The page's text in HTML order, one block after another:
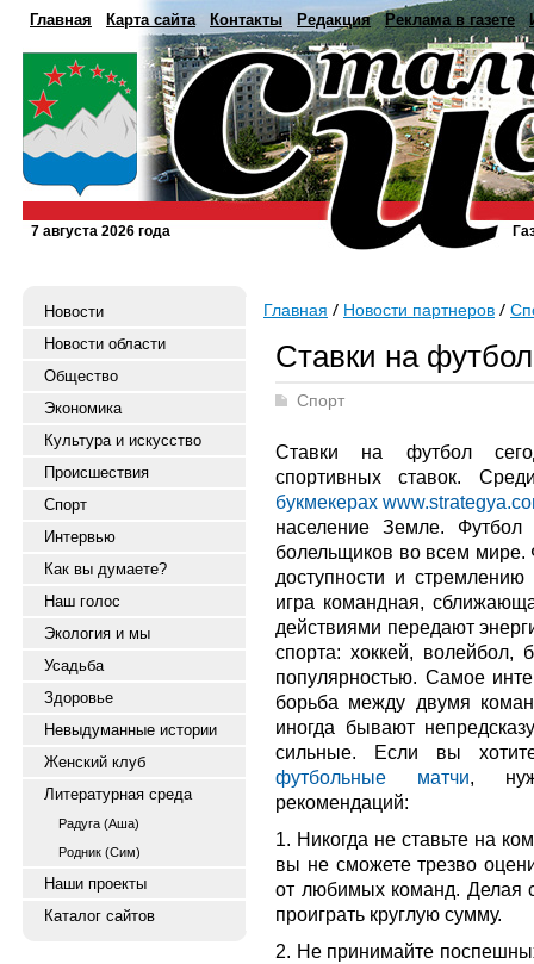
Главная Карта сайта Контакты Редакция Реклама в газете
7 августа 2026 года
Новости
Новости области
Общество
Экономика
Культура и искусство
Происшествия
Спорт
Интервью
Как вы думаете?
Наш голос
Экология и мы
Усадьба
Здоровье
Невыдуманные истории
Женский клуб
Литературная среда
Радуга (Аша)
Родник (Сим)
Наши проекты
Каталог сайтов
Главная Новости партнеров
Ставки на футбол
Спорт
Ставки на футбол
спортивных ставок.
букмекерах
население Земле.
болельщиков во всем мире.
доступности и
игра командная,
действиями передают
спорта: хоккей, волейбол,
популярностью. Самое
борьба между двумя
иногда бывают
сильные. Если вы
футбольные матчи,
рекомендаций:
1. Никогда не ставьте на
вы не сможете трезво
от любимых команд. Делая
проиграть круглую сумму.
2. Не принимайте